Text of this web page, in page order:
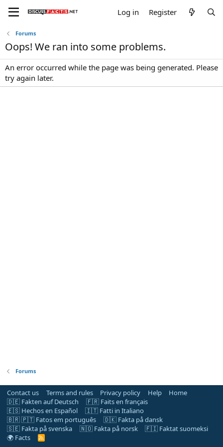
Log in Register
Forums
Oops! We ran into some problems.
An error occurred while the page was being generated. Please
try again later.
Forums
Contact us Terms and rules Privacy policy Help
Home
🇩🇪 Fakten auf Deutsch
🇫🇷 Faits en français
🇪🇸 Hechos en Español
🇮🇹 Fatti in Italiano
🇧🇷 🇵🇹 Fatos em português
🇩🇰 Fakta på dansk
🇸🇪 Fakta på svenska
🇳🇴 Fakta på norsk
🇫🇮 Faktat suomeksi
🌍 Facts
R